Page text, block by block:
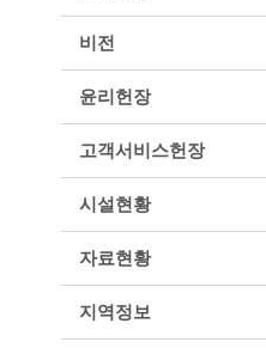
비전
윤리헌장
고객서비스헌장
시설현황
자료현황
지역정보